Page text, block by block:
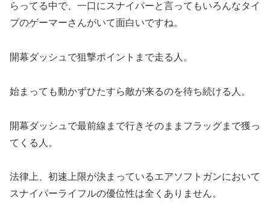
らってる中で、一口にスナイパーと言ってもいろんなタイ
プのゲーマーさんがいて面白いですね。
開幕ダッシュで狙撃ポイントまで走る人。
始まっても動かずひたすら敵が来るのを待ち続ける人。
開幕ダッシュで最前線まで行きそのままフラッグまで獲っ
てくる人。
法律上、初速上限が決まっているエアソフトガンにおいて
スナイパーライフルの優位性は全くありません。